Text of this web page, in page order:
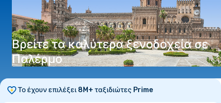
Βρείτε τα καλύτερα ξενοδοχεία σε
Παλέρμο
Το έχουν επιλέξει 8M+ ταξιδιώτες Prime